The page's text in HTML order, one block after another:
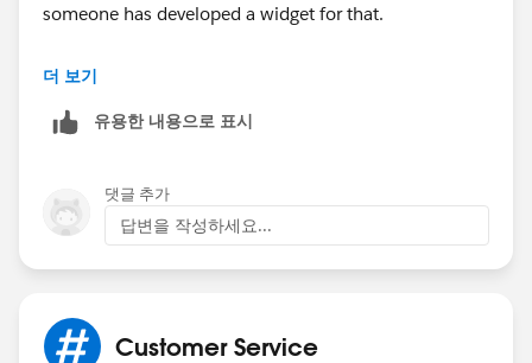
someone has developed a widget for that.
I hope that helps!
http://www.shellblack.com/salesforce/
더 보기
유용한 내용으로 표시
댓글 추가
답변을 작성하세요...
Customer Service